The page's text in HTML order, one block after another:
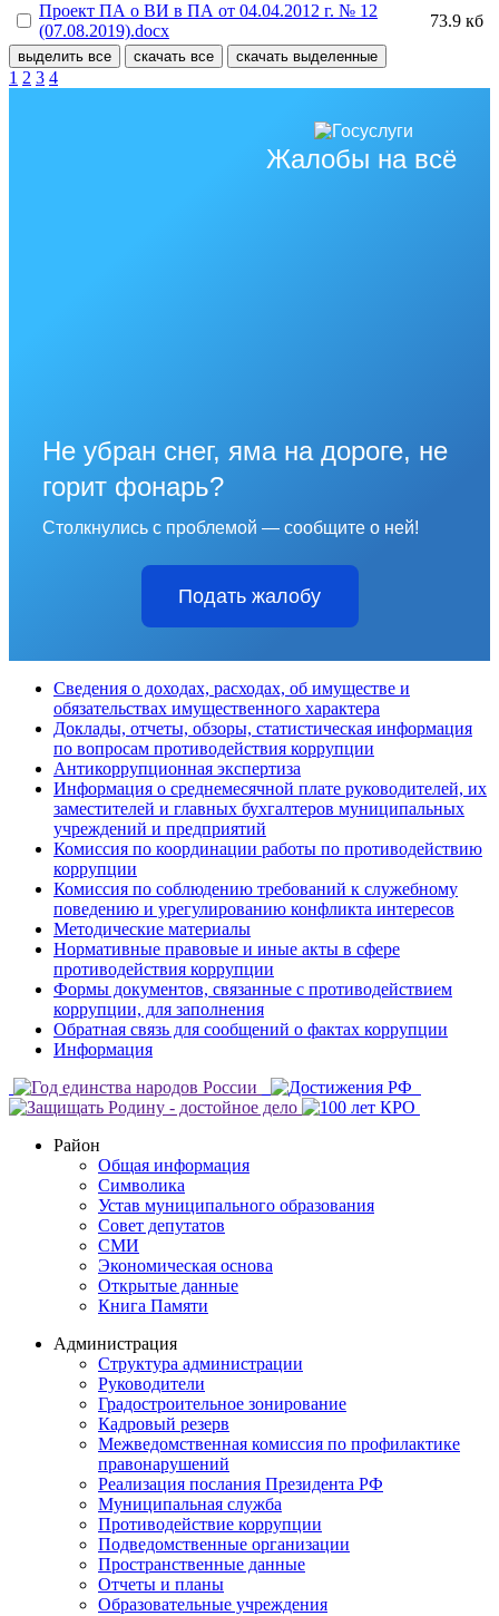
Проект ПА о ВИ в ПА от 04.04.2012 г. № 12
(07.08.2019).docx
73.9 кб
выделить все скачать все скачать выделенные
1 2 3 4
Жалобы на всё
Не убран снег, яма на дороге, не
горит фонарь?
Столкнулись с проблемой — сообщите о ней!
Подать жалобу
Сведения о доходах, расходах, об имуществе и
обязательствах имущественного характера
Доклады, отчеты, обзоры, статистическая информация
по вопросам противодействия коррупции
Антикоррупционная экспертиза
Информация о среднемесячной плате руководителей, их
заместителей и главных бухгалтеров муниципальных
учреждений и предприятий
Комиссия по координации работы по противодействию
коррупции
Комиссия по соблюдению требований к служебному
поведению и урегулированию конфликта интересов
Методические материалы
Нормативные правовые и иные акты в сфере
противодействия коррупции
Формы документов, связанные с противодействием
коррупции, для заполнения
Обратная связь для сообщений о фактах коррупции
Информация
Район
Общая информация
Символика
Устав муниципального образования
Совет депутатов
СМИ
Экономическая основа
Открытые данные
Книга Памяти
Администрация
Структура администрации
Руководители
Градостроительное зонирование
Кадровый резерв
Межведомственная комиссия по профилактике
правонарушений
Реализация послания Президента РФ
Муниципальная служба
Противодействие коррупции
Подведомственные организации
Пространственные данные
Отчеты и планы
Образовательные учреждения